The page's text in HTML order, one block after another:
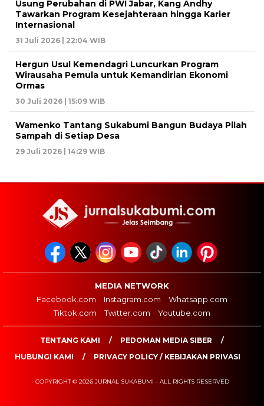
Usung Perubahan di PWI Jabar, Kang Andhy
Tawarkan Program Kesejahteraan hingga Karier
Internasional
31 Juli 2026 | 22:04 WIB
Hergun Usul Kemendagri Luncurkan Program
Wirausaha Pemula untuk Kemandirian Ekonomi
Ormas
30 Juli 2026 | 15:09 WIB
Wamenko Tantang Sukabumi Bangun Budaya Pilah
Sampah di Setiap Desa
29 Juli 2026 | 14:29 WIB
MEDIA NETWORK
Facebook.com
Instagram.com
Whatsapp.com
Tiktok.com
Twitter.com Youtube.com
TENTANG KAMI
PEDOMAN MEDIA SIBER
HUBUNGI KAMI
PRIVACY POLICY / KEBIJAKAN PRIVASI
COPYRIGHT © 2026 JURNAL SUKABUMI - ALL RIGHTS RESERVED